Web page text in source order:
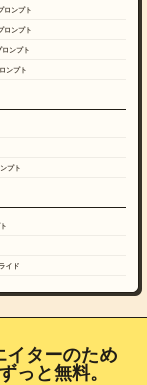
ロンプト
ンプト
ンプト
ンプト
プト
イド
イターのため
っと無料。